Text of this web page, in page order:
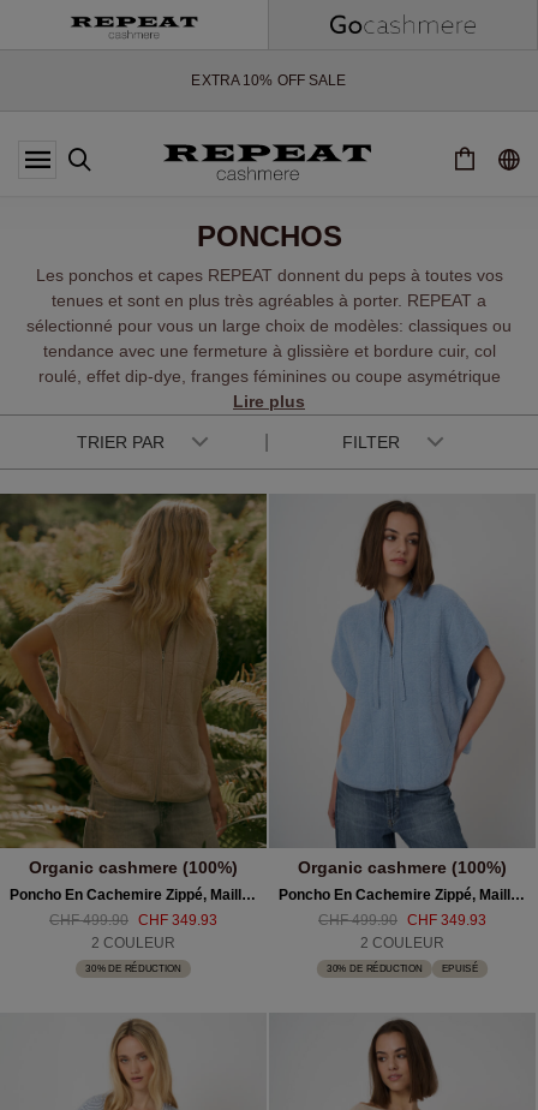
*CETTE OFFRE EST VALABLE JUSQU'AU 12 AOÛT 2026
*NON VALABLE SUR LIMITED EDITION
*EXCEPTIONS PEUVENT S'APPLIQUER
SAISON À VENIR
PONCHOS
Les ponchos et capes REPEAT donnent du peps à toutes vos
tenues et sont en plus très agréables à porter. REPEAT a
sélectionné pour vous un large choix de modèles: classiques ou
tendance avec une fermeture à glissière et bordure cuir, col
roulé, effet dip-dye, franges féminines ou coupe asymétrique
stylée. Associez votre poncho ou votre cape à un
en hiver.
Lire plus
TRIER PAR FILTER
Organic cashmere (100%)
Poncho En Cachemire Zippé, Maille Moelleuse Effet Bouclé
CHF 499.90 CHF 349.93
2 COULEUR
30% DE RÉDUCTION
Organic cashmere (100%)
Poncho En Cachemire Zippé, Maille Moelleuse Effet Bouclé
CHF 499.90 CHF 349.93
2 COULEUR
30% DE RÉDUCTION EPUISÉ